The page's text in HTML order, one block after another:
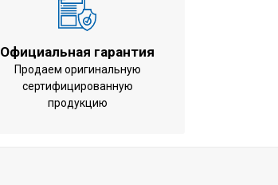
Официальная гарантия
Продаем оригинальную
сертифицированную
продукцию